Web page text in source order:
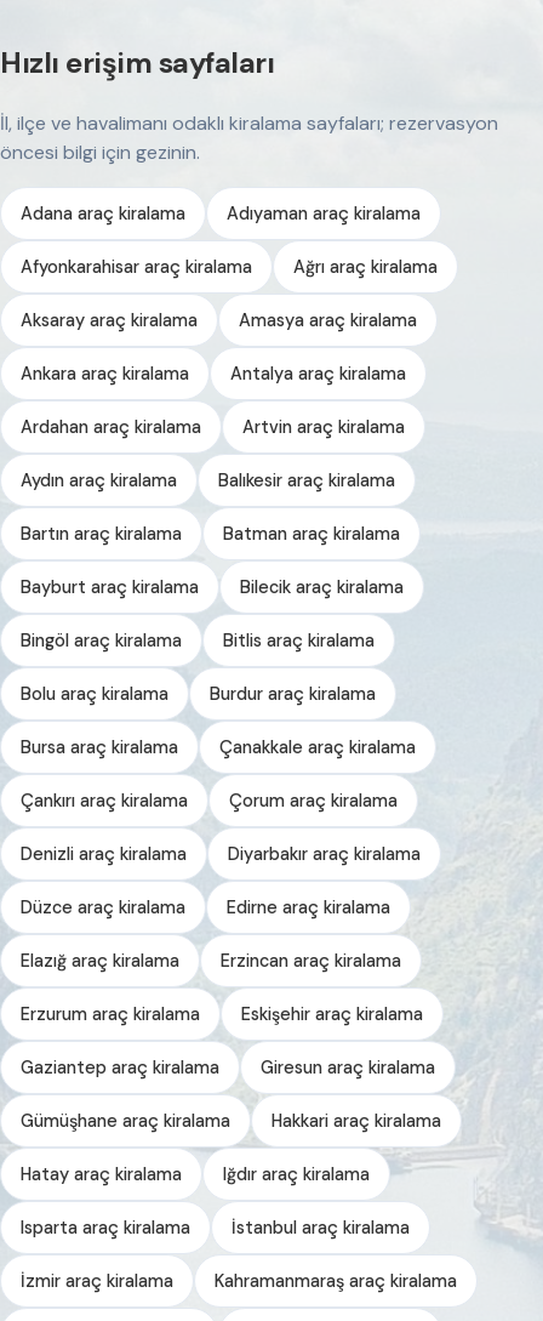
Hızlı erişim sayfaları
İl, ilçe ve havalimanı odaklı kiralama sayfaları; rezervasyon
öncesi bilgi için gezinin.
Adana araç kiralama Adıyaman araç kiralama
Afyonkarahisar araç kiralama Ağrı araç kiralama
Aksaray araç kiralama Amasya araç kiralama
Ankara araç kiralama Antalya araç kiralama
Ardahan araç kiralama Artvin araç kiralama
Aydın araç kiralama Balıkesir araç kiralama
Bartın araç kiralama Batman araç kiralama
Bayburt araç kiralama Bilecik araç kiralama
Bingöl araç kiralama Bitlis araç kiralama
Bolu araç kiralama Burdur araç kiralama
Bursa araç kiralama Çanakkale araç kiralama
Çankırı araç kiralama Çorum araç kiralama
Denizli araç kiralama Diyarbakır araç kiralama
Düzce araç kiralama Edirne araç kiralama
Elazığ araç kiralama Erzincan araç kiralama
Erzurum araç kiralama Eskişehir araç kiralama
Gaziantep araç kiralama Giresun araç kiralama
Gümüşhane araç kiralama Hakkari araç kiralama
Hatay araç kiralama Iğdır araç kiralama
Isparta araç kiralama İstanbul araç kiralama
İzmir araç kiralama Kahramanmaraş araç kiralama